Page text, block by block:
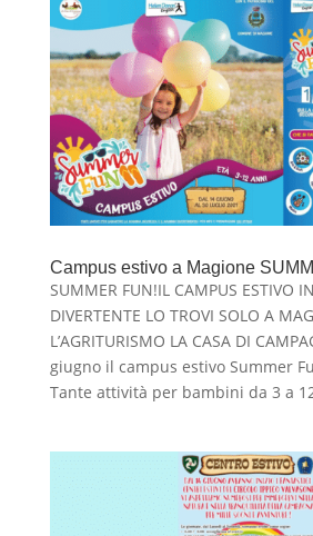
Campus estivo a Magione
SUMMER FUN!IL CAMPUS ESTIVO
DIVERTENTE LO TROVI SOLO A
L’AGRITURISMO LA CASA DI
giugno il campus estivo Summer
Tante attività per bambini da 3 a